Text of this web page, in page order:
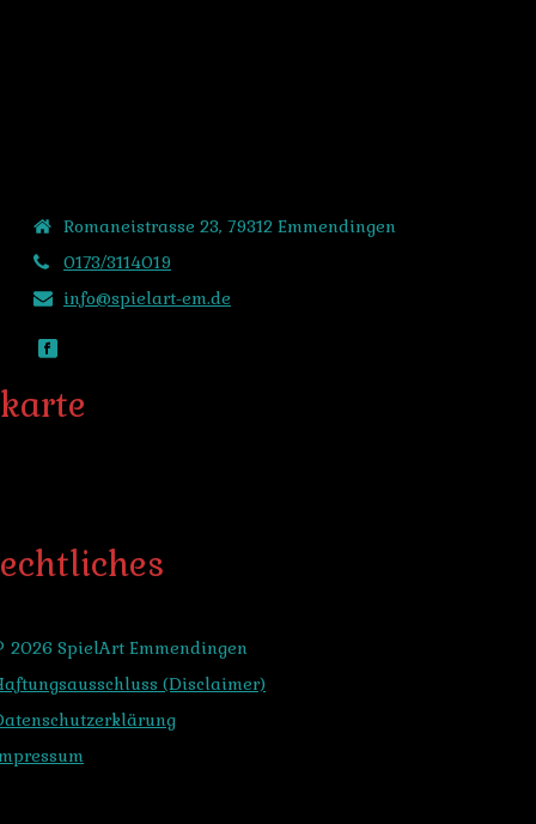
Romaneistrasse 23, 79312 Emmendingen
0173/3114019
info@spielart-em.de
karte
2026 SpielArt Emmendingen
(Disclaimer)